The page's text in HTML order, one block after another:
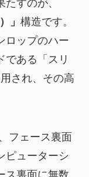
すのが、
」 構造です。
ロップのハー
である「スリ
され、その高
フェース裏面
ピューターシ
ス裏面に無数